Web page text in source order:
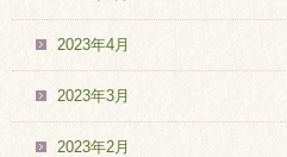
2023年4月
2023年3月
2023年2月